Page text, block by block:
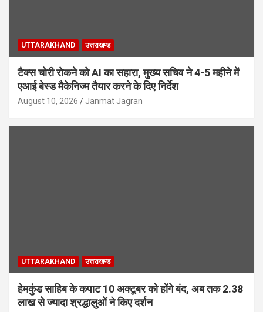
UTTARAKHAND उत्तराखण्ड
टैक्स चोरी रोकने को AI का सहारा, मुख्य सचिव ने 4-5 महीने में
एआई बेस्ड मैकेनिज्म तैयार करने के दिए निर्देश
August 10, 2026 Janmat Jagran
UTTARAKHAND उत्तराखण्ड
हेमकुंड साहिब के कपाट 10 अक्टूबर को होंगे बंद, अब तक 2.38
लाख से ज्यादा श्रद्धालुओं ने किए दर्शन